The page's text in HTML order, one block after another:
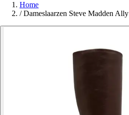
Home
/ Dameslaarzen Steve Madden Ally